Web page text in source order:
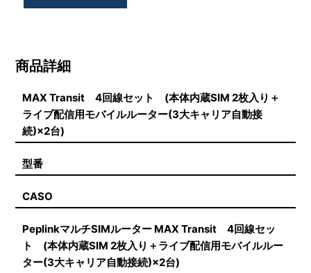
商品詳細
MAX Transit 4回線セット (本体内蔵SIM 2枚入り＋
ライブ配信用モバイルルーター(3大キャリア自動接
続)×2台)
型番
CASO
PeplinkマルチSIMルーター MAX Transit 4回線セッ
ト (本体内蔵SIM 2枚入り＋ライブ配信用モバイルルー
ター(3大キャリア自動接続)×2台)